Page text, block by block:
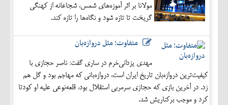
مولانا بر اثر آموزه‌های شمس، شجاعانه از کهنگی
گریخت تا تازه شود و نگاه‌ها را تازه کند.
متفاوت؛ مثل دروازه‌بان
مهدی یزدانی‌خرم در ساری گفت: ناصر حجازی با
کیفیت‌ترین دروازه‌بان تاریخ ایران است، دروازه‌بانی که مهاجم بود و گل هم
زد. در آخرین بازی که حجازی سرمربی استقلال بود، قلعه‌نوعی علیه او کودتا
کرد و موجب برکناریش شد.